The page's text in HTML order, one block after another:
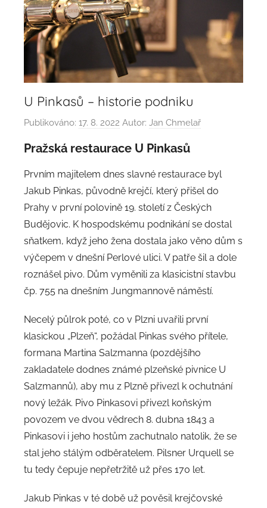
U Pinkasů – historie podniku
Publikováno: 17. 8. 2022 Autor: Jan Chmelař
Pražská restaurace U Pinkasů
Prvním majitelem dnes slavné restaurace byl
Jakub Pinkas, původně krejčí, který přišel do
Prahy v první polovině 19. století z Českých
Budějovic. K hospodskému podnikání se dostal
sňatkem, když jeho žena dostala jako věno dům s
výčepem v dnešní Perlové ulici. V patře šil a dole
roznášel pivo. Dům vyměnili za klasicistní stavbu
čp. 755 na dnešním Jungmannově náměstí.
Necelý půlrok poté, co v Plzni uvařili první
klasickou „Plzeň“, požádal Pinkas svého přítele,
formana Martina Salzmanna (pozdějšího
zakladatele dodnes známé plzeňské pivnice U
Salzmannů), aby mu z Plzně přivezl k ochutnání
nový ležák. Pivo Pinkasovi přivezl koňským
povozem ve dvou vědrech 8. dubna 1843 a
Pinkasovi i jeho hostům zachutnalo natolik, že se
stal jeho stálým odběratelem. Pilsner Urquell se
tu tedy čepuje nepřetržitě už přes 170 let.
Jakub Pinkas v té době už pověsil krejčovské